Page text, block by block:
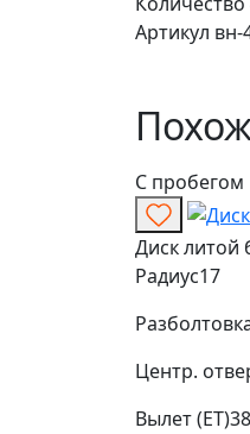
Артикул вн-
С пробегом
Диск литой
Радиус17
Центр.
Вылет (ET)38